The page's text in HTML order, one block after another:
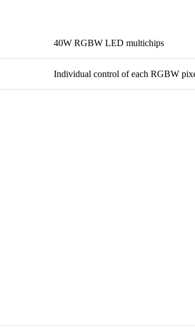
40W RGBW LED multichips
Individual control of each RGBW